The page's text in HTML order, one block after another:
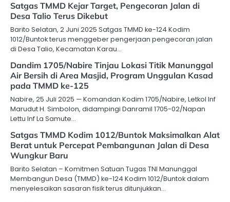
Satgas TMMD Kejar Target, Pengecoran Jalan di
Desa Talio Terus Dikebut
Barito Selatan, 2 Juni 2025 Satgas TMMD ke-124 Kodim
1012/Buntok terus menggeber pengerjaan pengecoran jalan
di Desa Talio, Kecamatan Karau…
Dandim 1705/Nabire Tinjau Lokasi Titik Manunggal
Air Bersih di Area Masjid, Program Unggulan Kasad
pada TMMD ke-125
Nabire, 25 Juli 2025 — Komandan Kodim 1705/Nabire, Letkol Inf
Marudut H. Simbolon, didampingi Danramil 1705-02/Napan
Lettu Inf La Samute…
Satgas TMMD Kodim 1012/Buntok Maksimalkan Alat
Berat untuk Percepat Pembangunan Jalan di Desa
Wungkur Baru
Barito Selatan – Komitmen Satuan Tugas TNI Manunggal
Membangun Desa (TMMD) ke-124 Kodim 1012/Buntok dalam
menyelesaikan sasaran fisik terus ditunjukkan…